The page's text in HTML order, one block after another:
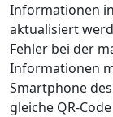
Informationen
aktualisiert
Fehler bei der
Informationen
Smartphone
gleiche QR-